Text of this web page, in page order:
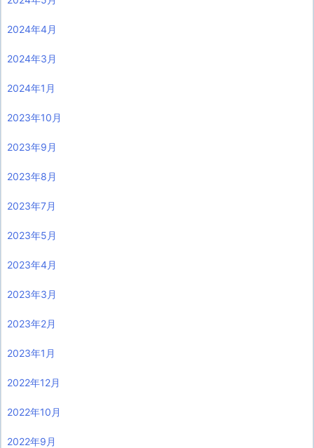
2024年4月
2024年3月
2024年1月
2023年10月
2023年9月
2023年8月
2023年7月
2023年5月
2023年4月
2023年3月
2023年2月
2023年1月
2022年12月
2022年10月
2022年9月